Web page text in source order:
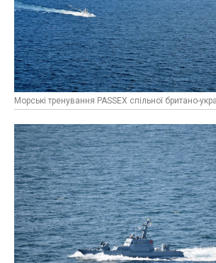
Морські тренування PASSEX спільної британо-